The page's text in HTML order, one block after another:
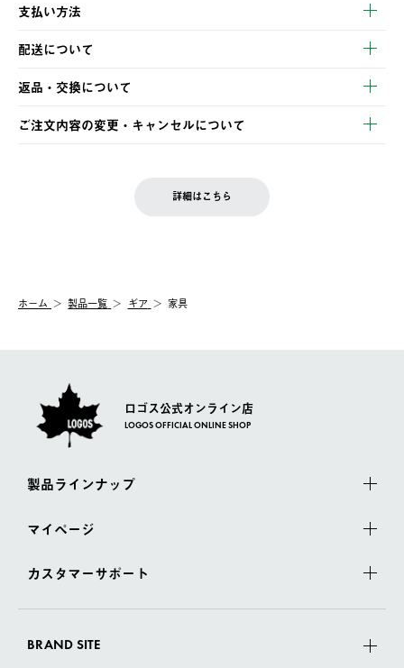
支払い方法
以下のいずれかの方法でお支払いいただけます。
・クレジットカード決済
・コンビニ決済
・Pay-easy決済
配送について
【発送スケジュール】
ご注文・ご入金完了より2営業日以内に商品を発送いたします。
土日祝の発送はございませんので、木曜日以降のご注文は週明け
の発送となる場合がございます。
【配送業者】
佐川急便にて配送されます。
返品・交換について
※お客様都合の場合
お客様都合の返品にかかる送料は、お客様ご負担とさせていただ
一度お手元の商品を返品いただき、ご希望商品を再注文してくだ
ご注文内容の変更・キャンセルについて
LOGOS FAMILY会員の方は、会員マイページ内 購入履歴画面に
詳細はこちら
ホーム 製品一覧 ギア 家具
ロゴス公式オンライン店
LOGOS OFFICIAL ONLINE SHOP
製品ラインナップ
マイページ
カスタマーサポート
BRAND SITE